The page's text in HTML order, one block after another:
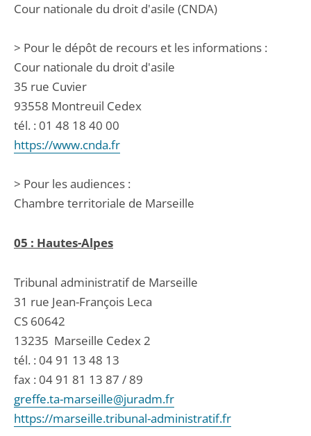
Cour nationale du droit d'asile (CNDA)
> Pour le dépôt de recours et les informations :
Cour nationale du droit d'asile
35 rue Cuvier
93558 Montreuil Cedex
tél. : 01 48 18 40 00
https://www.cnda.fr
> Pour les audiences :
Chambre territoriale de Marseille
05 : Hautes-Alpes
Tribunal administratif de Marseille
31 rue Jean-François Leca
CS 60642
13235 Marseille Cedex 2
tél. : 04 91 13 48 13
fax : 04 91 81 13 87 / 89
greffe.ta-marseille@juradm.fr
https://marseille.tribunal-administratif.fr